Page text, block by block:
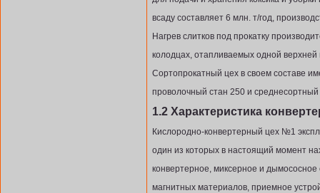
всаду составляет 6 млн. т/год,
Нагрев слитков под прокатку
колодцах, отапливаемых одной верхней
Сортопрокатный цех в своем составе
проволочный стан 250 и среднесортный
1.2 Характеристика
Кислородно-конвертерный цех №1
один из которых в настоящий момент
конвертерное, миксерное и
магнитных материалов, приемное